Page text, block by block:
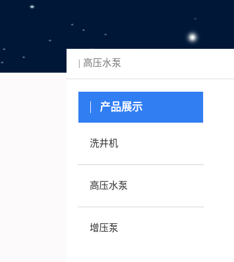
高压水泵
产品展示
洗井机
高压水泵
增压泵